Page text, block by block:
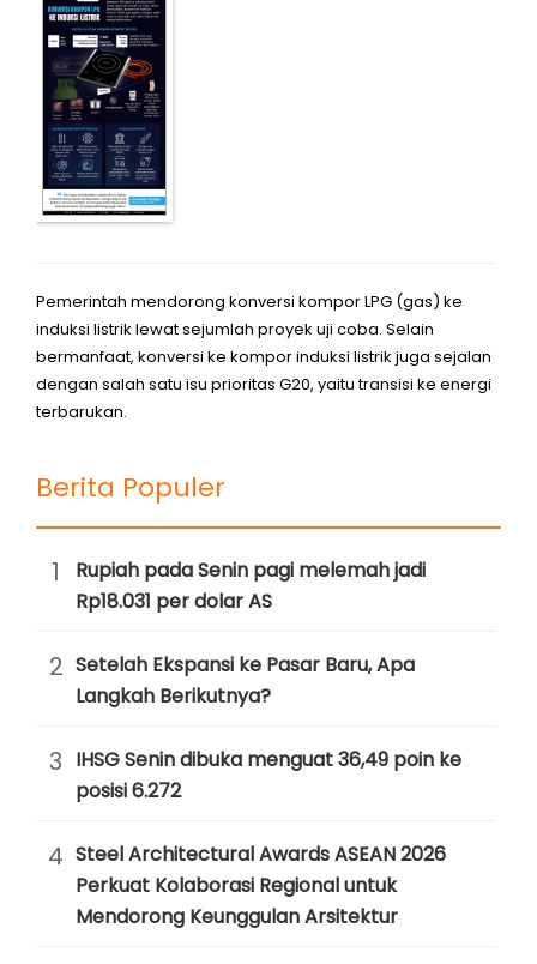
Pemerintah mendorong konversi kompor LPG (gas) ke
induksi listrik lewat sejumlah proyek uji coba. Selain
bermanfaat, konversi ke kompor induksi listrik juga sejalan
dengan salah satu isu prioritas G20, yaitu transisi ke energi
terbarukan.
Berita Populer
1
Rupiah pada Senin pagi melemah jadi
Rp18.031 per dolar AS
2 Setelah Ekspansi ke Pasar Baru, Apa
Langkah Berikutnya?
3 IHSG Senin dibuka menguat 36,49 poin ke
posisi 6.272
4 Steel Architectural Awards ASEAN 2026
Perkuat Kolaborasi Regional untuk
Mendorong Keunggulan Arsitektur